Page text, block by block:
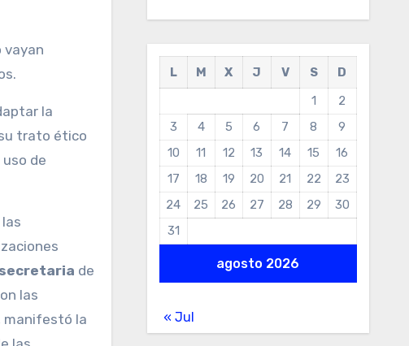
vayan
la
trato ético
de
secretaria de
las
manifestó la
agosto 2026
L M X J V S
D
1
2
3
4 5 6 7 8
9
10
11 12 13 14 15
16
17
18 19 20 21 22
23
24
25 26 27 28 29
30
31
« Jul